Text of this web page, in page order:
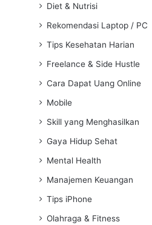
Diet & Nutrisi
Rekomendasi Laptop / PC
Tips Kesehatan Harian
Freelance & Side Hustle
Cara Dapat Uang Online
Mobile
Skill yang Menghasilkan
Gaya Hidup Sehat
Mental Health
Manajemen Keuangan
Tips iPhone
Olahraga & Fitness